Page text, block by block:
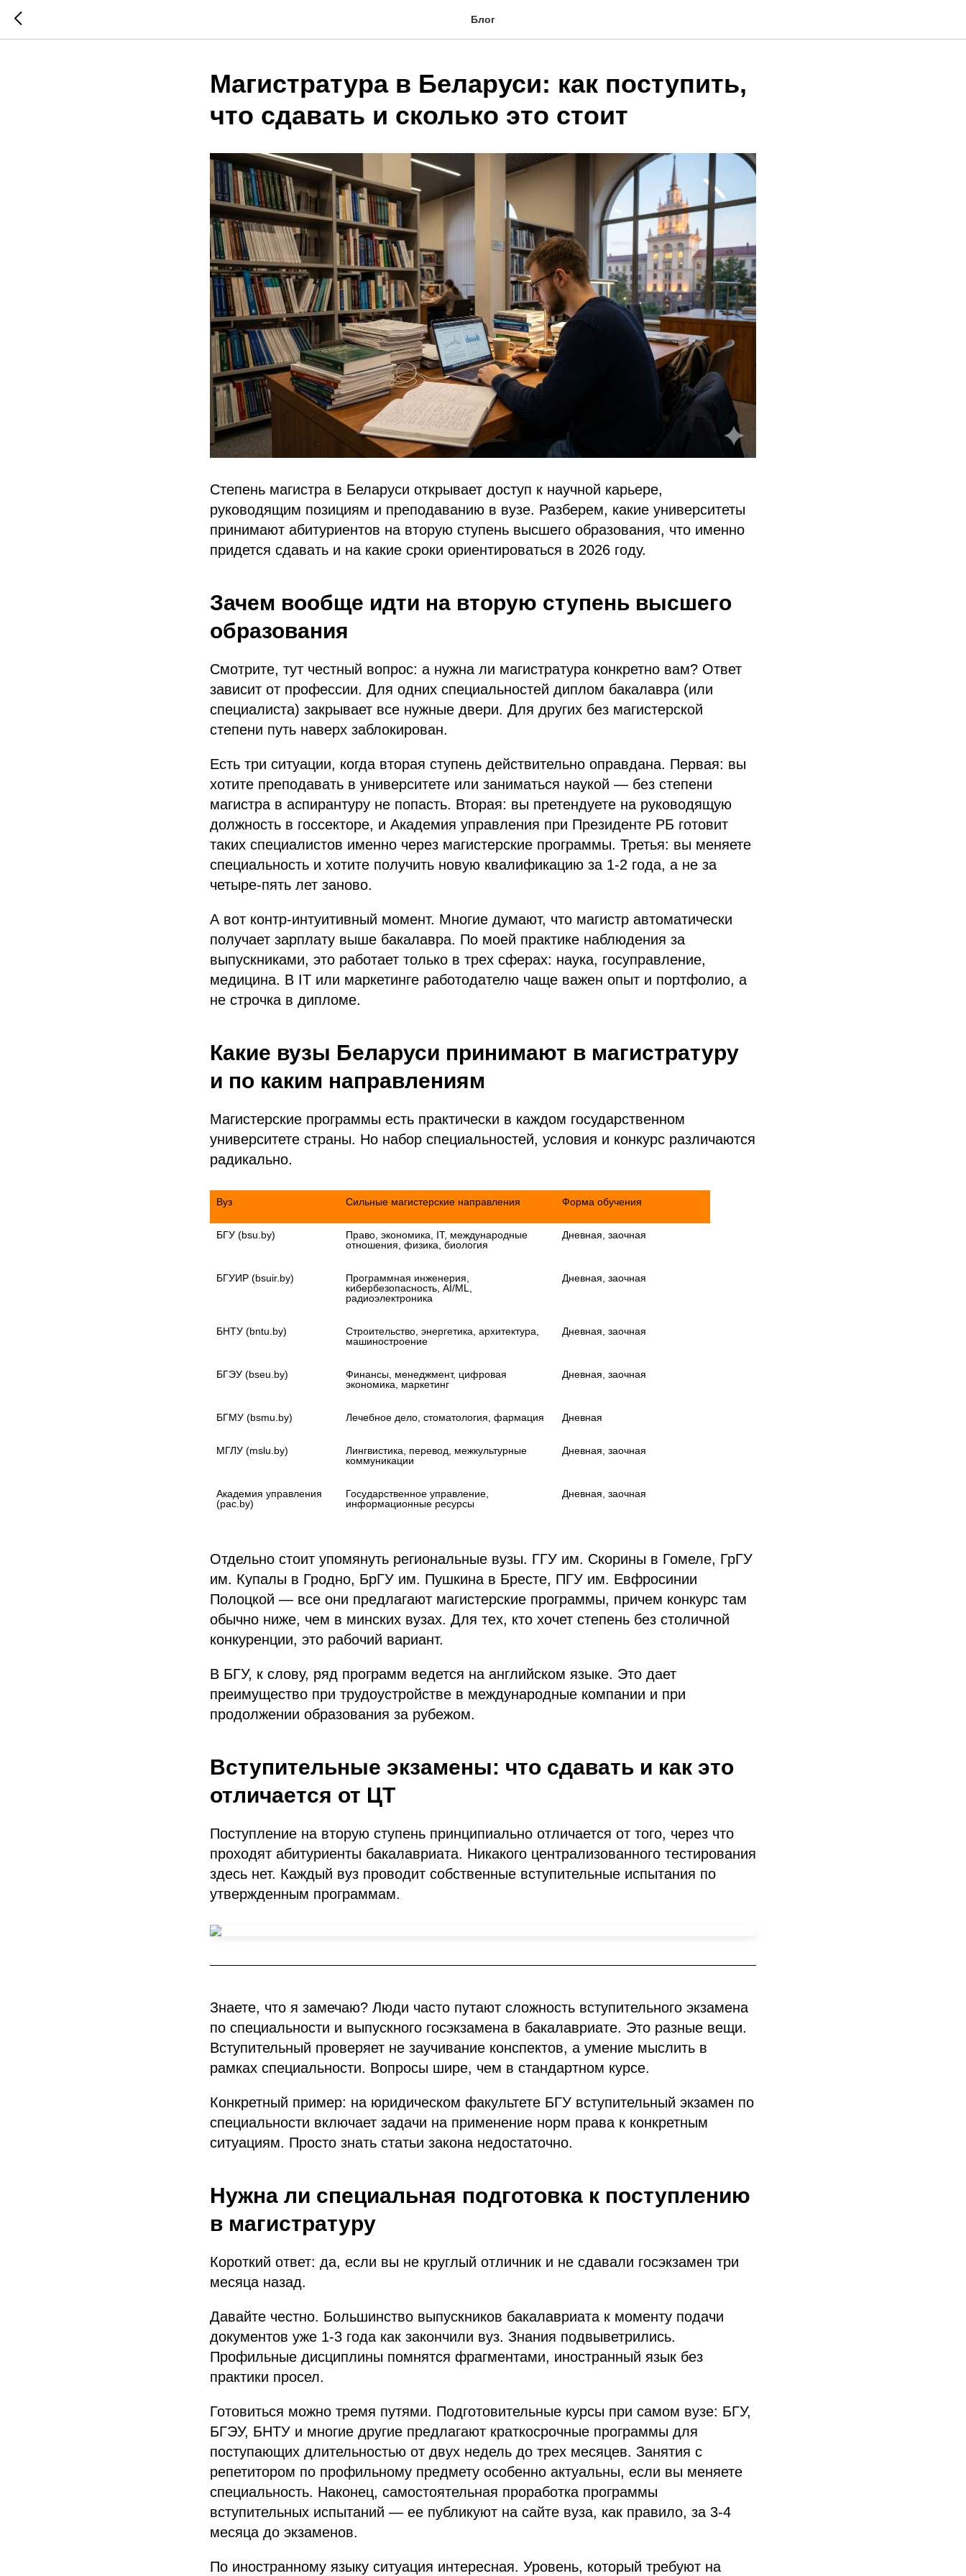
Блог
Магистратура в Беларуси: как поступить,
что сдавать и сколько это стоит
Степень магистра в Беларуси открывает доступ к научной карьере,
руководящим позициям и преподаванию в вузе. Разберем, какие университеты
принимают абитуриентов на вторую ступень высшего образования, что именно
придется сдавать и на какие сроки ориентироваться в 2026 году.
Зачем вообще идти на вторую ступень высшего
образования
Смотрите, тут честный вопрос: а нужна ли магистратура конкретно вам? Ответ
зависит от профессии. Для одних специальностей диплом бакалавра (или
специалиста) закрывает все нужные двери. Для других без магистерской
степени путь наверх заблокирован.
Есть три ситуации, когда вторая ступень действительно оправдана. Первая: вы
хотите преподавать в университете или заниматься наукой — без степени
магистра в аспирантуру не попасть. Вторая: вы претендуете на руководящую
должность в госсекторе, и Академия управления при Президенте РБ готовит
таких специалистов именно через магистерские программы. Третья: вы меняете
специальность и хотите получить новую квалификацию за 1-2 года, а не за
четыре-пять лет заново.
А вот контр-интуитивный момент. Многие думают, что магистр автоматически
получает зарплату выше бакалавра. По моей практике наблюдения за
выпускниками, это работает только в трех сферах: наука, госуправление,
медицина. В IT или маркетинге работодателю чаще важен опыт и портфолио, а
не строчка в дипломе.
Какие вузы Беларуси принимают в магистратуру
и по каким направлениям
Магистерские программы есть практически в каждом государственном
университете страны. Но набор специальностей, условия и конкурс различаются
радикально.
Вуз Форма обучения
БГУ (bsu.by)
Право, экономика, IT, международные
отношения, физика, биология
Дневная, заочная
БГУИР (bsuir.by)
Программная инженерия,
кибербезопасность, AI/ML,
радиоэлектроника
Дневная, заочная
БНТУ (bntu.by)
Строительство, энергетика, архитектура,
машиностроение
Дневная, заочная
БГЭУ (bseu.by)
Финансы, менеджмент, цифровая
экономика, маркетинг
Дневная, заочная
БГМУ (bsmu.by) Лечебное дело, стоматология, фармация Дневная
МГЛУ (mslu.by)
Лингвистика, перевод, межкультурные
коммуникации
Дневная, заочная
Академия управления
(pac.by)
Государственное управление,
информационные ресурсы
Дневная, заочная
Отдельно стоит упомянуть региональные вузы. ГГУ им. Скорины в Гомеле, ГрГУ
им. Купалы в Гродно, БрГУ им. Пушкина в Бресте, ПГУ им. Евфросинии
Полоцкой — все они предлагают магистерские программы, причем конкурс там
обычно ниже, чем в минских вузах. Для тех, кто хочет степень без столичной
конкуренции, это рабочий вариант.
В БГУ, к слову, ряд программ ведется на английском языке. Это дает
преимущество при трудоустройстве в международные компании и при
продолжении образования за рубежом.
Вступительные экзамены: что сдавать и как это
отличается от ЦТ
Поступление на вторую ступень принципиально отличается от того, через что
проходят абитуриенты бакалавриата. Никакого централизованного тестирования
здесь нет. Каждый вуз проводит собственные вступительные испытания по
утвержденным программам.
Знаете, что я замечаю? Люди часто путают сложность вступительного экзамена
по специальности и выпускного госэкзамена в бакалавриате. Это разные вещи.
Вступительный проверяет не заучивание конспектов, а умение мыслить в
рамках специальности. Вопросы шире, чем в стандартном курсе.
Конкретный пример: на юридическом факультете БГУ вступительный экзамен по
специальности включает задачи на применение норм права к конкретным
ситуациям. Просто знать статьи закона недостаточно.
Нужна ли специальная подготовка к поступлению
в магистратуру
Короткий ответ: да, если вы не круглый отличник и не сдавали госэкзамен три
месяца назад.
Давайте честно. Большинство выпускников бакалавриата к моменту подачи
документов уже 1-3 года как закончили вуз. Знания подвыветрились.
Профильные дисциплины помнятся фрагментами, иностранный язык без
практики просел.
Готовиться можно тремя путями. Подготовительные курсы при самом вузе: БГУ,
БГЭУ, БНТУ и многие другие предлагают краткосрочные программы для
поступающих длительностью от двух недель до трех месяцев. Занятия с
репетитором по профильному предмету особенно актуальны, если вы меняете
специальность. Наконец, самостоятельная проработка программы
вступительных испытаний — ее публикуют на сайте вуза, как правило, за 3-4
месяца до экзаменов.
По иностранному языку ситуация интересная. Уровень, который требуют на